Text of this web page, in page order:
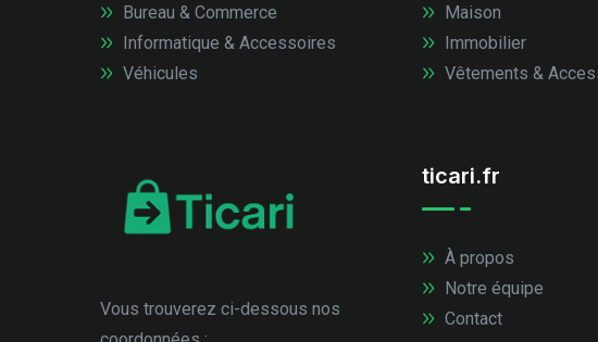
Bureau & Commerce
Informatique & Accessoires
Véhicules
Maison
Immobilier
Vêtements &
Vous trouverez ci-dessous nos
ticari.fr
À propos
Notre équipe
Contact